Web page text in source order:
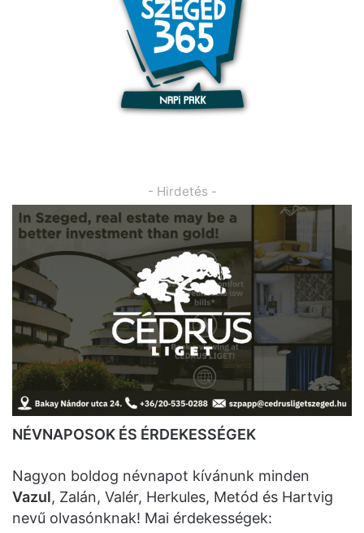
- Hirdetés -
NÉVNAPOSOK ÉS ÉRDEKESSÉGEK
Nagyon boldog névnapot kívánunk minden
Vazul, Zalán, Valér, Herkules, Metód és Hartvig
nevű olvasónknak! Mai érdekességek: